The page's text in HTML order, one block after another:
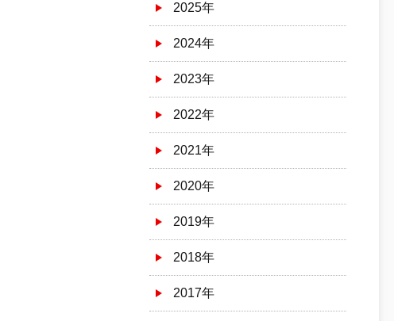
2025年
2024年
2023年
2022年
2021年
2020年
2019年
2018年
2017年